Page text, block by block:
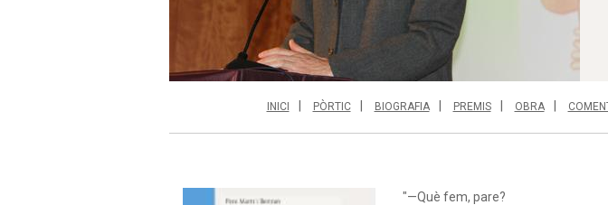
INICI PÒRTIC BIOGRAFIA PREMIS OBRA
"—Què fem, pare?